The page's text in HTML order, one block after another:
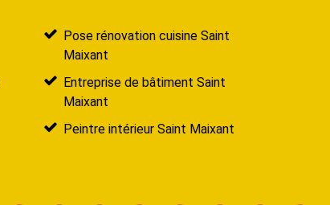
Pose rénovation cuisine Saint
Maixant
Entreprise de bâtiment Saint
Maixant
Peintre intérieur Saint Maixant